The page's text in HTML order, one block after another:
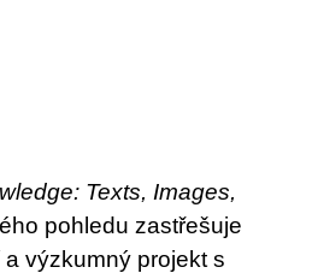
Texts, Images,
pohledu zastřešuje
výzkumný projekt s